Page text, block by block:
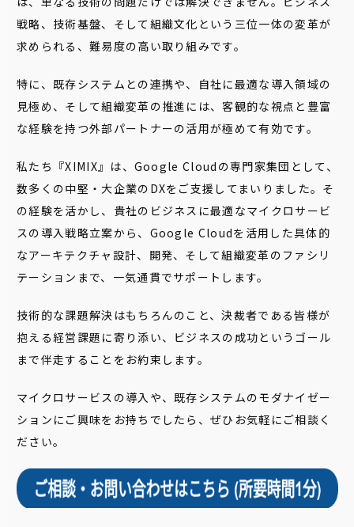
戦略、技術基盤、そして組織文化という三位一体の変革が
求められる、難易度の高い取り組みです。
特に、既存システムとの連携や、自社に最適な導入領域の
見極め、そして組織変革の推進には、客観的な視点と豊富
な経験を持つ外部パートナーの活用が極めて有効です。
私たち『XIMIX』は、Google Cloudの専門家集団として、
数多くの中堅・大企業のDXをご支援してまいりました。そ
の経験を活かし、貴社のビジネスに最適なマイクロサービ
スの導入戦略立案から、Google Cloudを活用した具体的
なアーキテクチャ設計、開発、そして組織変革のファシリ
テーションまで、一気通貫でサポートします。
技術的な課題解決はもちろんのこと、決裁者である皆様が
抱える経営課題に寄り添い、ビジネスの成功というゴール
まで伴走することをお約束します。
マイクロサービスの導入や、既存システムのモダナイゼー
ションにご興味をお持ちでしたら、ぜひお気軽にご相談く
ださい。